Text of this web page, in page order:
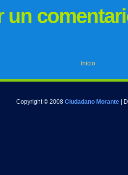
un
Inicio
Copyright © 2008 Ciudadano Morante |